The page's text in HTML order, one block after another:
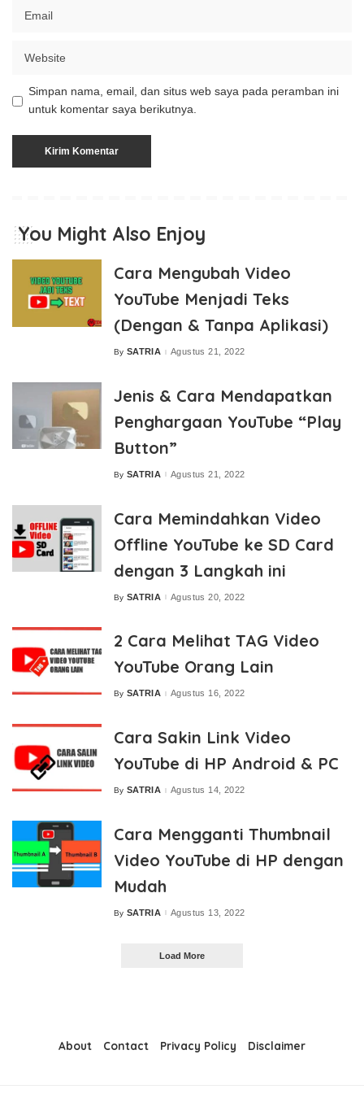
Simpan nama, email, dan situs web saya pada peramban ini
untuk komentar saya berikutnya.
You Might Also Enjoy
Cara Mengubah Video
YouTube Menjadi Teks
(Dengan & Tanpa Aplikasi)
Posted
By SATRIA Agustus 21, 2022
Jenis & Cara Mendapatkan
Penghargaan YouTube “Play
Button”
Posted
By SATRIA Agustus 21, 2022
Cara Memindahkan Video
Offline YouTube ke SD Card
dengan 3 Langkah ini
Posted
By SATRIA Agustus 20, 2022
2 Cara Melihat TAG Video
YouTube Orang Lain
Posted
By SATRIA Agustus 16, 2022
Cara Sakin Link Video
YouTube di HP Android & PC
Posted
By SATRIA Agustus 14, 2022
Cara Mengganti Thumbnail
Video YouTube di HP dengan
Mudah
Posted
By SATRIA Agustus 13, 2022
Load More
About Contact Privacy Policy Disclaimer